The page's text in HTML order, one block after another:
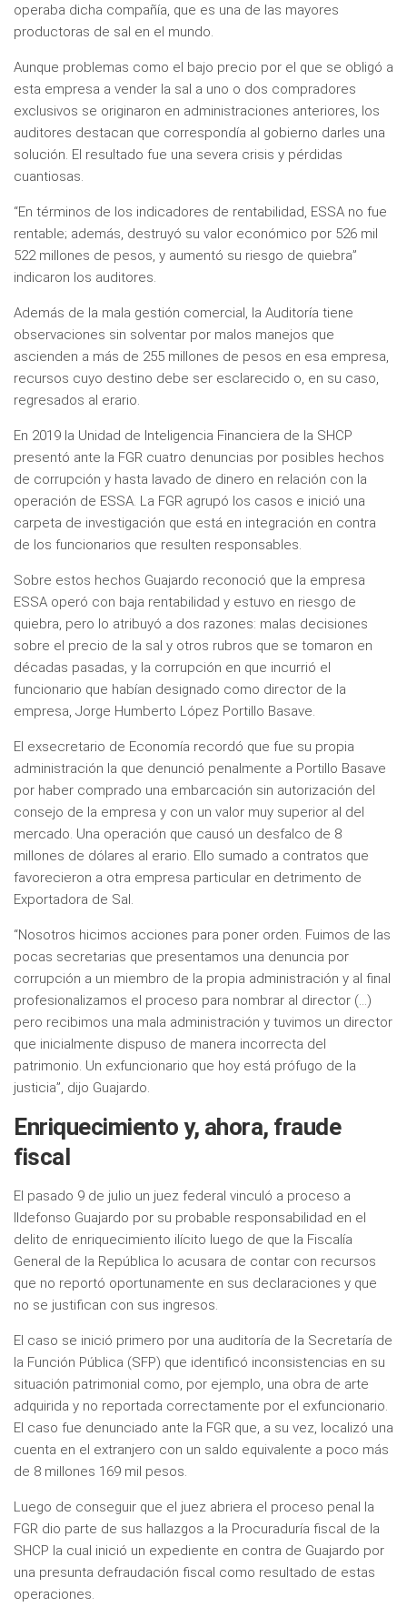
operaba dicha compañía, que es una de las mayores
productoras de sal en el mundo.
Aunque problemas como el bajo precio por el que se obligó a
esta empresa a vender la sal a uno o dos compradores
exclusivos se originaron en administraciones anteriores, los
auditores destacan que correspondía al gobierno darles una
solución. El resultado fue una severa crisis y pérdidas
cuantiosas.
“En términos de los indicadores de rentabilidad, ESSA no fue
rentable; además, destruyó su valor económico por 526 mil
522 millones de pesos, y aumentó su riesgo de quiebra”
indicaron los auditores.
Además de la mala gestión comercial, la Auditoría tiene
observaciones sin solventar por malos manejos que
ascienden a más de 255 millones de pesos en esa empresa,
recursos cuyo destino debe ser esclarecido o, en su caso,
regresados al erario.
En 2019 la Unidad de Inteligencia Financiera de la SHCP
presentó ante la FGR cuatro denuncias por posibles hechos
de corrupción y hasta lavado de dinero en relación con la
operación de ESSA. La FGR agrupó los casos e inició una
carpeta de investigación que está en integración en contra
de los funcionarios que resulten responsables.
Sobre estos hechos Guajardo reconoció que la empresa
ESSA operó con baja rentabilidad y estuvo en riesgo de
quiebra, pero lo atribuyó a dos razones: malas decisiones
sobre el precio de la sal y otros rubros que se tomaron en
décadas pasadas, y la corrupción en que incurrió el
funcionario que habían designado como director de la
empresa, Jorge Humberto López Portillo Basave.
El exsecretario de Economía recordó que fue su propia
administración la que denunció penalmente a Portillo Basave
por haber comprado una embarcación sin autorización del
consejo de la empresa y con un valor muy superior al del
mercado. Una operación que causó un desfalco de 8
millones de dólares al erario. Ello sumado a contratos que
favorecieron a otra empresa particular en detrimento de
Exportadora de Sal.
“Nosotros hicimos acciones para poner orden. Fuimos de las
pocas secretarias que presentamos una denuncia por
corrupción a un miembro de la propia administración y al final
profesionalizamos el proceso para nombrar al director (…)
pero recibimos una mala administración y tuvimos un director
que inicialmente dispuso de manera incorrecta del
patrimonio. Un exfuncionario que hoy está prófugo de la
justicia”, dijo Guajardo.
Enriquecimiento y, ahora, fraude
fiscal
El pasado 9 de julio un juez federal vinculó a proceso a
Ildefonso Guajardo por su probable responsabilidad en el
delito de enriquecimiento ilícito luego de que la Fiscalía
General de la República lo acusara de contar con recursos
que no reportó oportunamente en sus declaraciones y que
no se justifican con sus ingresos.
El caso se inició primero por una auditoría de la Secretaría de
la Función Pública (SFP) que identificó inconsistencias en su
situación patrimonial como, por ejemplo, una obra de arte
adquirida y no reportada correctamente por el exfuncionario.
El caso fue denunciado ante la FGR que, a su vez, localizó una
cuenta en el extranjero con un saldo equivalente a poco más
de 8 millones 169 mil pesos.
Luego de conseguir que el juez abriera el proceso penal la
FGR dio parte de sus hallazgos a la Procuraduría fiscal de la
SHCP la cual inició un expediente en contra de Guajardo por
una presunta defraudación fiscal como resultado de estas
operaciones.